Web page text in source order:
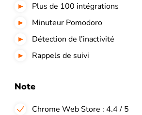
Plus de 100 intégrations
Minuteur Pomodoro
Détection de l’inactivité
Rappels de suivi
Note
Chrome Web Store : 4.4 / 5